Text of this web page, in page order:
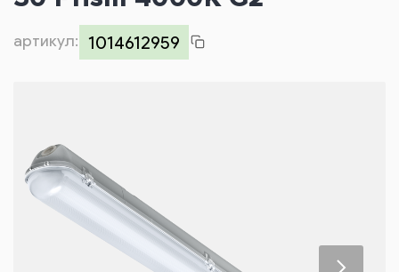
артикул: 1014612959